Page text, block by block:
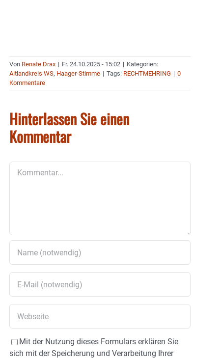
Von Renate Drax | Fr. 24.10.2025 - 15:02 | Kategorien:
Altlandkreis WS, Haager-Stimme | Tags: RECHTMEHRING | 0
Kommentare
Hinterlassen Sie einen
Kommentar
Mit der Nutzung dieses Formulars erklären Sie
sich mit der Speicherung und Verarbeitung Ihrer